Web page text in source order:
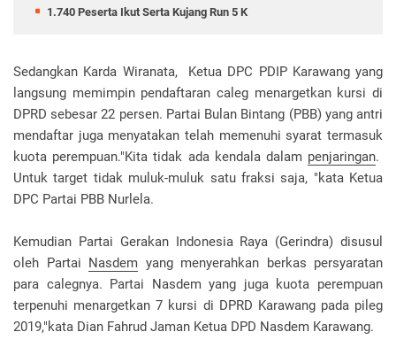
1.740 Peserta Ikut Serta Kujang Run 5 K
Sedangkan Karda Wiranata, Ketua DPC PDIP Karawang yang
langsung memimpin pendaftaran caleg menargetkan kursi di
DPRD sebesar 22 persen. Partai Bulan Bintang (PBB) yang antri
mendaftar juga menyatakan telah memenuhi syarat termasuk
kuota perempuan."Kita tidak ada kendala dalam penjaringan.
Untuk target tidak muluk-muluk satu fraksi saja, "kata Ketua
DPC Partai PBB Nurlela.
Kemudian Partai Gerakan Indonesia Raya (Gerindra) disusul
oleh Partai Nasdem yang menyerahkan berkas persyaratan
para calegnya. Partai Nasdem yang juga kuota perempuan
terpenuhi menargetkan 7 kursi di DPRD Karawang pada pileg
2019,"kata Dian Fahrud Jaman Ketua DPD Nasdem Karawang.